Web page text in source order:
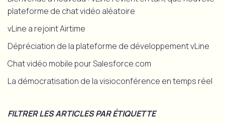
plateforme de chat vidéo aléatoire
vLine a rejoint Airtime
Dépréciation de la plateforme de développement vLine
Chat vidéo mobile pour Salesforce.com
La démocratisation de la visioconférence en temps réel
FILTRER LES ARTICLES PAR ÉTIQUETTE